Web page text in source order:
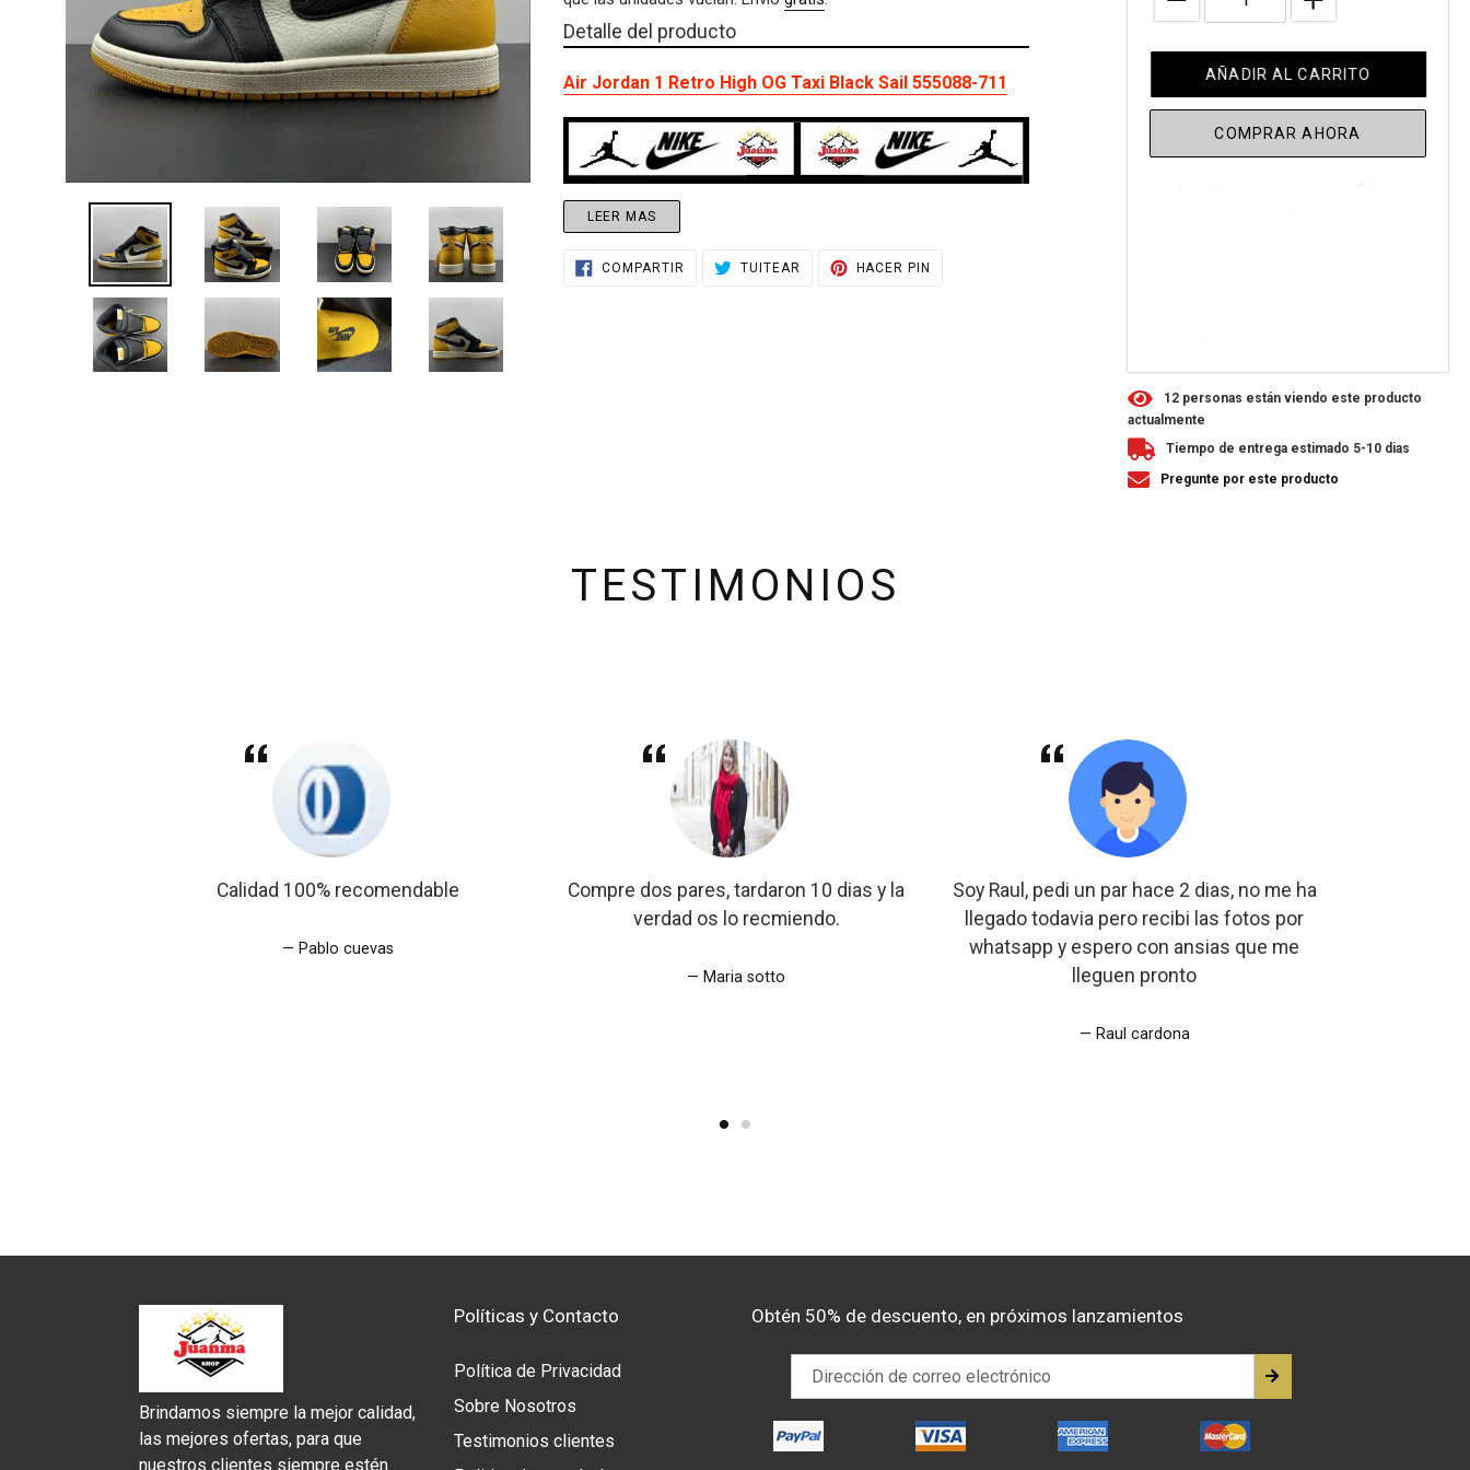
ANTERIOR
DIAPOSITIVA
SIGUIENTE
DIAPOSITIVA
venta
Agregando
el
producto
a
tu
carrito
de
compra
Detalle del producto
Air Jordan 1 Retro High OG Taxi Black Sail 555088-711
LEER MAS
COMPARTIR COMPARTIRTUITEAR TUITEARHACER PIN
AÑADIR AL CARRITO
COMPRAR AHORA
1 2 personas están viendo este producto
actualmente
Tiempo de entrega estimado 5-10 dias
Pregunte por este producto
TESTIMONIOS
Calidad 100% recomendable
Pablo cuevas
Compre dos pares, tardaron 10 dias y la
verdad os lo recmiendo.
Maria sotto
Soy Raul, pedi un par hace 2 dias, no me ha
llegado todavia pero recibi las fotos por
whatsapp y espero con ansias que me
lleguen pronto
Raul cardona
Brindamos siempre la mejor calidad,
las mejores ofertas, para que
nuestros clientes siempre estén
Políticas y Contacto
Política de Privacidad
Sobre Nosotros
Testimonios clientes
Obtén 50% de descuento, en próximos lanzamientos